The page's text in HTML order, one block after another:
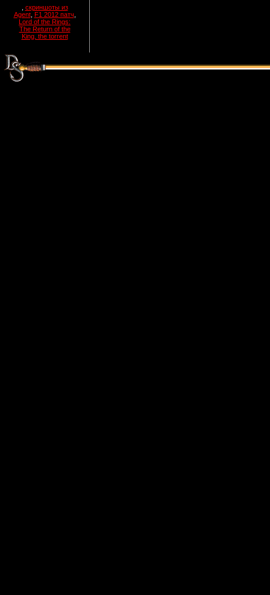
скриншоты из
Agent, F1 2012 патч
Lord of the Rings:
The Return of the
King, the torrent